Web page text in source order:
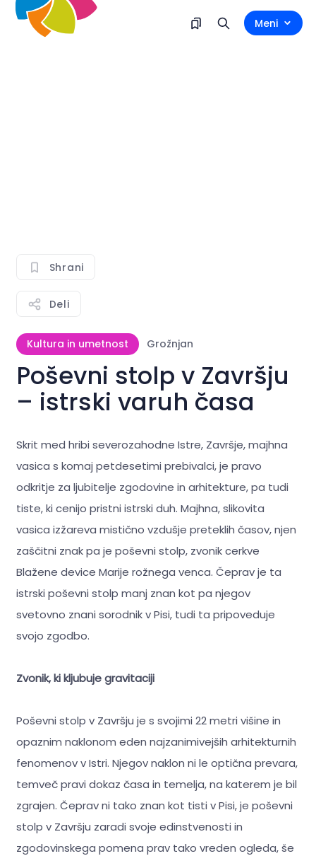
Meni
Shrani
Deli
Kultura in umetnost Grožnjan
Poševni stolp v Završju
– istrski varuh časa
Skrit med hribi severozahodne Istre, Završje, majhna
vasica s komaj petdesetimi prebivalci, je pravo
odkritje za ljubitelje zgodovine in arhitekture, pa tudi
tiste, ki cenijo pristni istrski duh. Majhna, slikovita
vasica izžareva mistično vzdušje preteklih časov, njen
zaščitni znak pa je poševni stolp, zvonik cerkve
Blažene device Marije rožnega venca. Čeprav je ta
istrski poševni stolp manj znan kot pa njegov
svetovno znani sorodnik v Pisi, tudi ta pripoveduje
svojo zgodbo.
Zvonik, ki kljubuje gravitaciji
Poševni stolp v Završju je s svojimi 22 metri višine in
opaznim naklonom eden najzanimivejših arhitekturnih
fenomenov v Istri. Njegov naklon ni le optična prevara,
temveč pravi dokaz časa in temelja, na katerem je bil
zgrajen. Čeprav ni tako znan kot tisti v Pisi, je poševni
stolp v Završju zaradi svoje edinstvenosti in
zgodovinskega pomena prav tako vreden ogleda, še